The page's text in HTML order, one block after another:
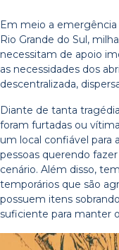
Em meio a
Rio Grande do Sul,
necessitam de apoio
as necessidades dos
descentralizada,
Diante de tanta
foram furtadas ou
um local confiável para
pessoas querendo
cenário. Além disso,
temporários que são
possuem itens
suficiente para manter